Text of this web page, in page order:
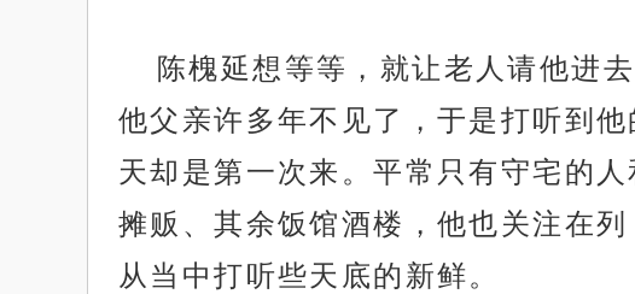
陈槐延想等等，就让老人请他进
他父亲许多年不见了，于是打听到
天却是第一次来。平常只有守宅的
摊贩、其余饭馆酒楼，他也关注在
从当中打听些天底的新鲜。